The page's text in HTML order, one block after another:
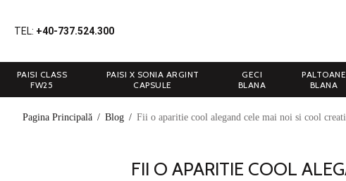
TEL: +40-737.524.300
PAISI CLASS
FW25
PAISI X SONIA ARGINT
CAPSULE
GECI
BLANA
PALTOANE
BLANA
Pagina Principală / Blog / Fii o aparitie cool alegand cele mai noi si cool
FII O APARITIE COOL